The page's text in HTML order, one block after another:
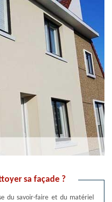
sa façade ?
du savoir-faire et du matériel